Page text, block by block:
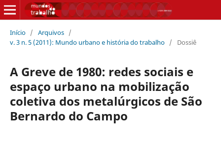
Início / Arquivos /
v. 3 n. 5 (2011): Mundo urbano e história do trabalho / Dossiê
A Greve de 1980: redes sociais e
espaço urbano na mobilização
coletiva dos metalúrgicos de São
Bernardo do Campo